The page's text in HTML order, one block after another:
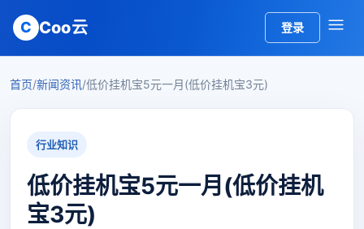
C Coo云 登录
首页/新闻资讯/低价挂机宝5元一月(低价挂机宝3元)
行业知识
低价挂机宝5元一月(低价挂机
宝3元)